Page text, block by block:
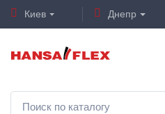
Киев Днепр